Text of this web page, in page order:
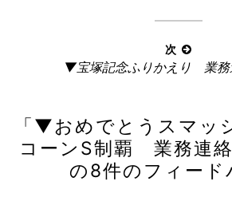
ョ
ン
次
次
事:
▼宝塚記念ふりかえり 業
「▼おめでとうスマッ
コーンS制覇 業務連
の8件のフィード